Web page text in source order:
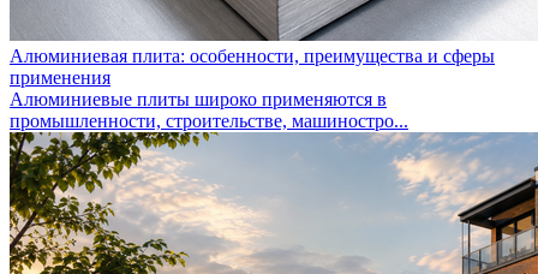
Алюминиевая плита: особенности, преимущества и сферы
применения
Алюминиевые плиты широко применяются в
промышленности, строительстве, машиностро...